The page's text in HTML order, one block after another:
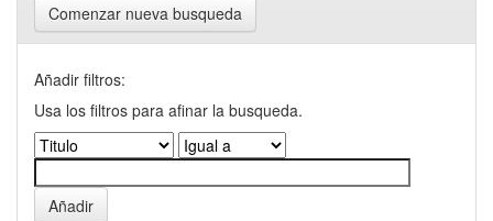
Comenzar nueva busqueda
Añadir filtros:
Usa los filtros para afinar la busqueda.